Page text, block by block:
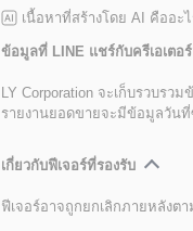
เนื้อหาที่สร้างโดย AI คืออะ
ข้อมูลที่ LINE แชร์กับครีเอเตอร์
LY Corporation จะเก็บรวบรว
รายงานยอดขายจะมีข้อมูลวัน
เกี่ยวกับฟีเจอร์ที่รองรับ
ฟีเจอร์อาจถูกยกเลิกภายหลังต